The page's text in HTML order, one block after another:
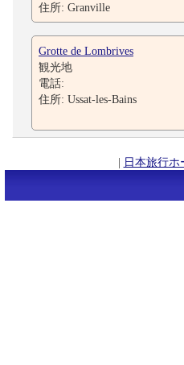
住所: Granville
Grotte de Lombrives
観光地
電話:
住所: Ussat-les-Bains
| 日本旅行ホ